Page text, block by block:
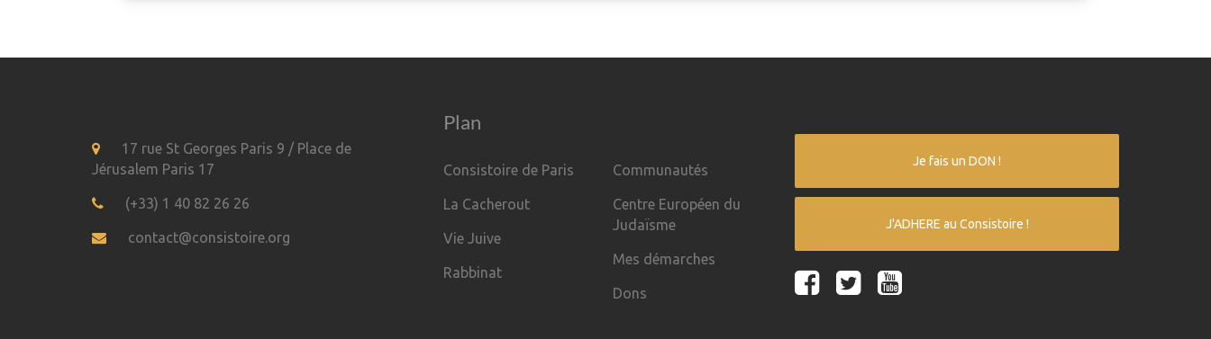
17 rue St Georges Paris 9 / Place de
Jérusalem Paris 17
(+33) 1 40 82 26 26
contact@consistoire.org
Plan
Consistoire de Paris
La Cacherout
Vie Juive
Rabbinat
Communautés
Centre Européen du
Judaïsme
Mes démarches
Dons
Je fais un DON !
J'ADHERE au Consistoire !